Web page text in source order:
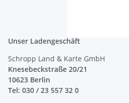
Unser Ladengeschäft
Schropp Land & Karte GmbH
Knesebeckstraße 20/21
10623 Berlin
Tel: 030 / 23 557 32 0